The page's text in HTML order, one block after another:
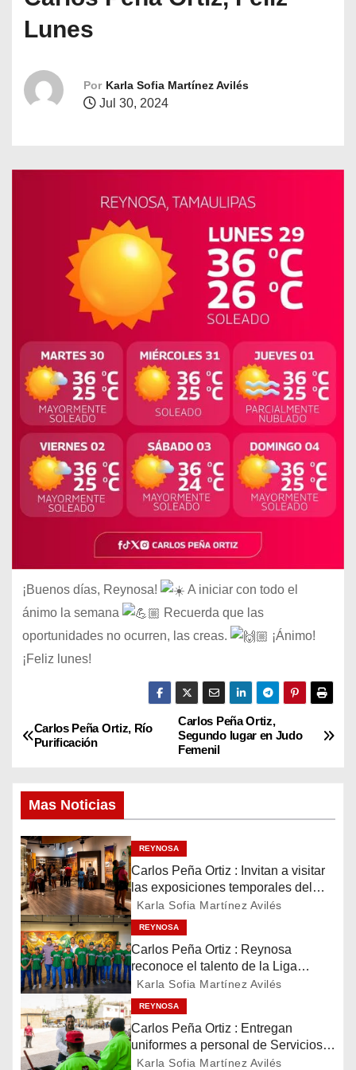
Lunes
Por Karla Sofia Martínez Avilés
Jul 30, 2024
¡Buenos días, Reynosa!
A iniciar con todo el
ánimo la semana
Recuerda que las
oportunidades no ocurren, las creas.
¡Ánimo!
¡Feliz lunes!
N
v
e
g
a
c
i
ó
n
Carlos Peña Ortiz,
Segundo lugar en Judo
Femenil
Carlos Peña Ortiz, Río
Purificación
Mas Noticias
REYNOSA
Carlos Peña Ortiz : Invitan a visitar
las exposiciones temporales del
Museo del Ferrocarril Reynosa
Karla Sofia Martínez Avilés
REYNOSA
Carlos Peña Ortiz : Reynosa
reconoce el talento de la Liga
Treviño Kelly, subcampeona
latinoamericana
Karla Sofia Martínez Avilés
REYNOSA
Carlos Peña Ortiz : Entregan
uniformes a personal de Servicios
Públicos de Reynosa
Karla Sofia Martínez Avilés